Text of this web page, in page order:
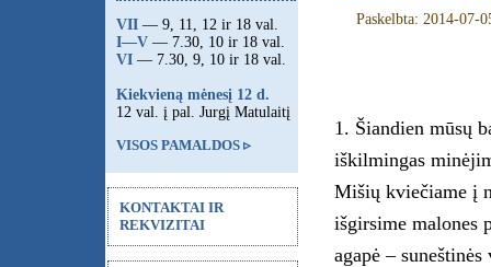
Paskelbta: 2014-07-
1. Šiandien mūsų
iškilmingas
Mišių kviečiame į
išgirsime malones
agapė –
VII — 9, 11, 12 ir 18 val.
I—V — 7.30, 10 ir 18 val.
VI — 7.30, 9, 10 ir 18 val.
Kiekvieną mėnesį 12 d.
12 val. į pal. Jurgį Matulaitį
VISOS PAMALDOS ▹
KONTAKTAI IR
REKVIZITAI